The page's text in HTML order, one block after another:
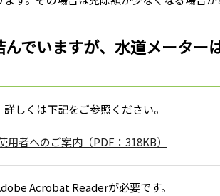
でいますが、水道メーター
しくは下記をご参照ください。
者へのご案内（PDF：318KB）
Acrobat Readerが必要です。